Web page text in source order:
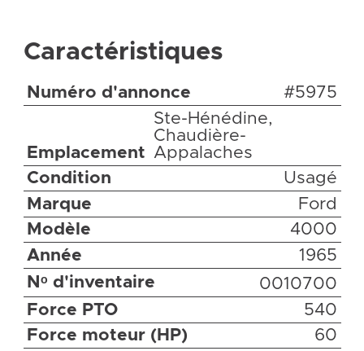
Caractéristiques
Numéro d'annonce #5975
Emplacement
Ste-Hénédine,
Chaudière-
Appalaches
Condition
Usagé
Marque
Ford
Modèle
4000
Année
1965
Nᵒ d'inventaire
0010700
Force PTO
540
Force moteur (HP)
60